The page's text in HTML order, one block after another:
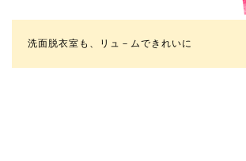
洗面脱衣室も、リュ－ムできれいに